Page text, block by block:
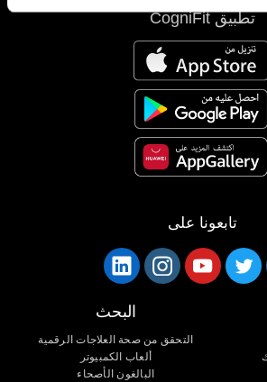
تطبيق CogniFit
تابعونا على
البحث
التحقق من صحة العلاجات الرقمية
ألعاب الكمبيوتر
البالغون الأصحاء